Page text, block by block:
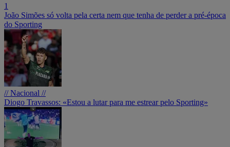
1
João Simões só volta pela certa nem que tenha de perder a pré-época
do Sporting
// Nacional //
Diogo Travassos: «Estou a lutar para me estrear pelo Sporting»